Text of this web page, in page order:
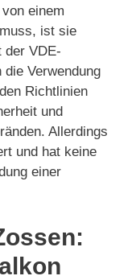
einem
ist sie
der VDE-
Verwendung
Richtlinien
und
Allerdings
und hat keine
einer